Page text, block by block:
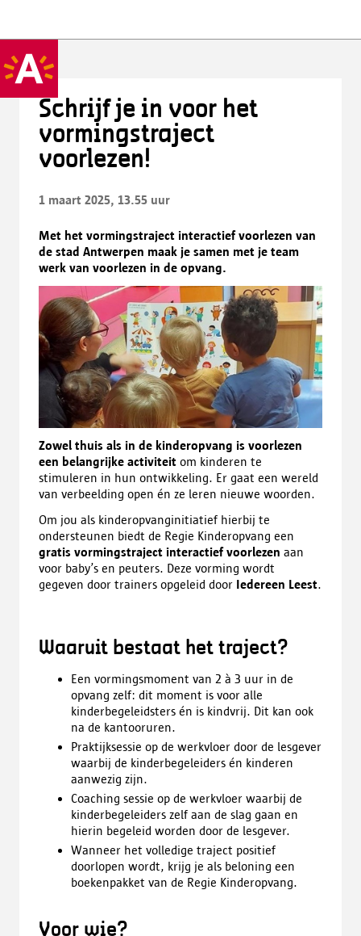
Schrijf je in voor het
vormingstraject
voorlezen!
1 maart 2025, 13.55 uur
Met het vormingstraject interactief voorlezen van
de stad Antwerpen maak je samen met je team
werk van voorlezen in de opvang.
Zowel thuis als in de kinderopvang is voorlezen
een belangrijke activiteit om kinderen te
stimuleren in hun ontwikkeling. Er gaat een wereld
van verbeelding open én ze leren nieuwe woorden.
Om jou als kinderopvanginitiatief hierbij te
ondersteunen biedt de Regie Kinderopvang een
gratis vormingstraject interactief voorlezen aan
voor baby’s en peuters. Deze vorming wordt
gegeven door trainers opgeleid door Iedereen Leest.
Waaruit bestaat het traject?
Een vormingsmoment van 2 à 3 uur in de
opvang zelf: dit moment is voor alle
kinderbegeleidsters én is kindvrij. Dit kan ook
na de kantooruren.
Praktijksessie op de werkvloer door de lesgever
waarbij de kinderbegeleiders én kinderen
aanwezig zijn.
Coaching sessie op de werkvloer waarbij de
kinderbegeleiders zelf aan de slag gaan en
hierin begeleid worden door de lesgever.
Wanneer het volledige traject positief
doorlopen wordt, krijg je als beloning een
boekenpakket van de Regie Kinderopvang.
Voor wie?